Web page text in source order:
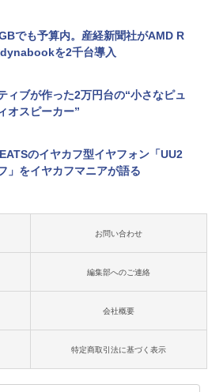
でも予算内。産経新聞社がAMD R
を2千台導入
ィブが作った2万円台の“小さなピュ
オスピーカー”
のイヤカフ型イヤフォン「UU2
」をイヤカフマニアが語る
お問い合わせ
編集部へのご連絡
会社概要
特定商取引法に基づく表示